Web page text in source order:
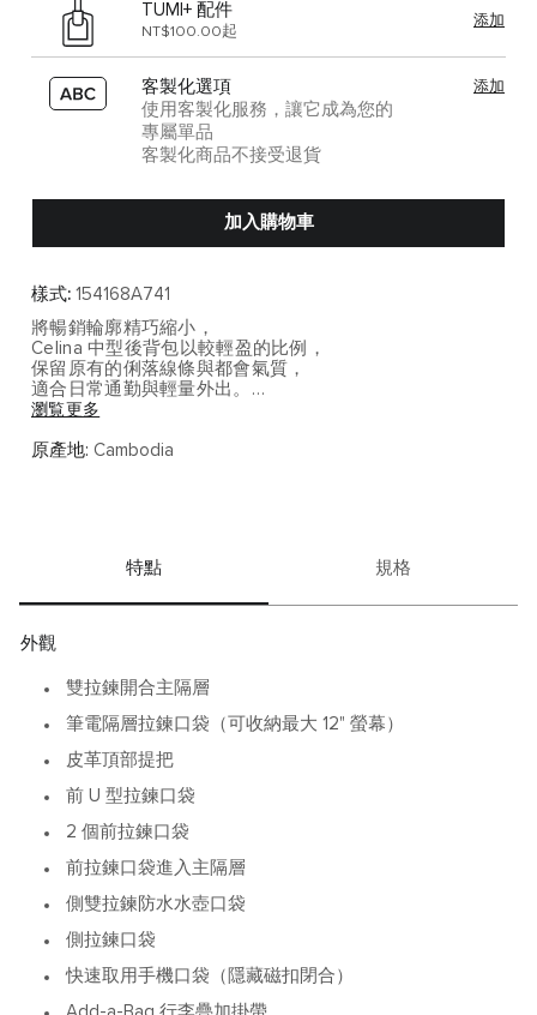
TUMI+ 配件
NT$100.00起
添加
客製化選項
使用客製化服務，讓它成為您的
專屬單品
客製化商品不接受退貨
添加
加入購物車
樣式: 154168A741
將暢銷輪廓精巧縮小，
Celina 中型後背包以較輕盈的比例，
保留原有的俐落線條與都會氣質，
適合日常通勤與輕量外出。
在耐用與質感之間取得良好平衡。
• 雙拉鍊主隔層設計，方便整理與檢視內容物
• 內部拉鍊口袋、媒體口袋、皮革卡片口袋與筆環，提升收
納細緻度
• D-ring 與環扣可搭配指定 TUMI+ 配件（另售）
Voyageur 系列結合優雅與行動力，
讓你在移動中也保持從容步調。
瀏覧更多
原產地: Cambodia
特點 規格
外觀
雙拉鍊開合主隔層
筆電隔層拉鍊口袋（可收納最大 12" 螢幕）
皮革頂部提把
前 U 型拉鍊口袋
2 個前拉鍊口袋
前拉鍊口袋進入主隔層
側雙拉鍊防水水壺口袋
側拉鍊口袋
快速取用手機口袋（隱藏磁扣閉合）